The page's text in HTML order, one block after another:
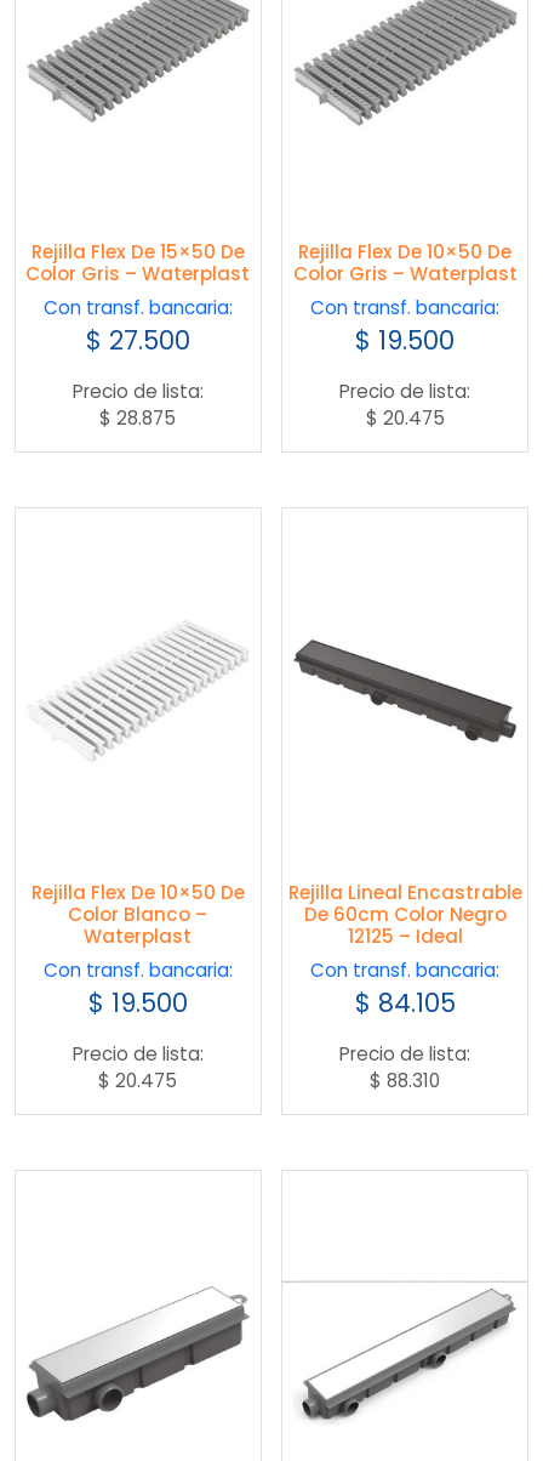
Rejilla Flex De 15×50 De
Color Gris – Waterplast
Con transf. bancaria:
$ 27.500
Precio de lista:
$ 28.875
Rejilla Flex De 10×50 De
Color Gris – Waterplast
Con transf. bancaria:
$ 19.500
Precio de lista:
$ 20.475
Rejilla Flex De 10×50 De
Color Blanco –
Waterplast
Con transf. bancaria:
$ 19.500
Precio de lista:
$ 20.475
Rejilla Lineal Encastrable
De 60cm Color Negro
12125 – Ideal
Con transf. bancaria:
$ 84.105
Precio de lista:
$ 88.310